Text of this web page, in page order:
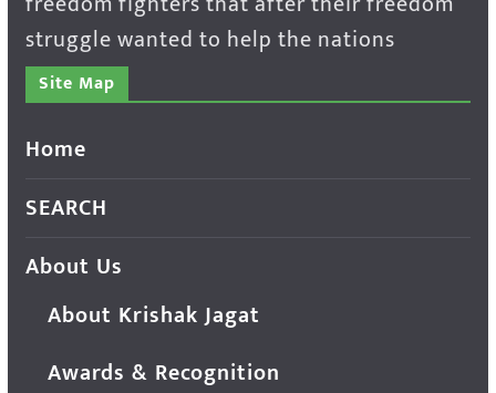
struggle wanted to help the nations
Site Map
Home
SEARCH
About Us
About Krishak Jagat
Awards & Recognition